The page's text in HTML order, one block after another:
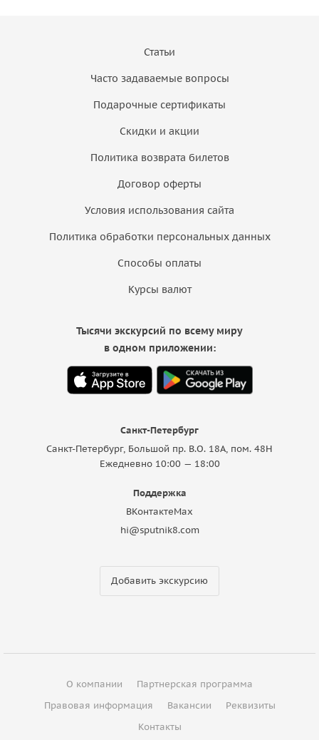
Статьи
Часто задаваемые вопросы
Подарочные сертификаты
Скидки и акции
Политика возврата билетов
Договор оферты
Условия использования сайта
Политика обработки персональных данных
Способы оплаты
Курсы валют
Санкт-Петербург
Санкт-Петербург, Большой пр. В.О. 18A, пом. 48Н
Ежедневно 10:00 — 18:00
Поддержка
ВКонтактеMax
hi@sputnik8.com
Добавить экскурсию
Тысячи экскурсий по всему миру
в одном приложении:
О компании
Партнерская программа
Правовая информация
Вакансии
Реквизиты
Контакты